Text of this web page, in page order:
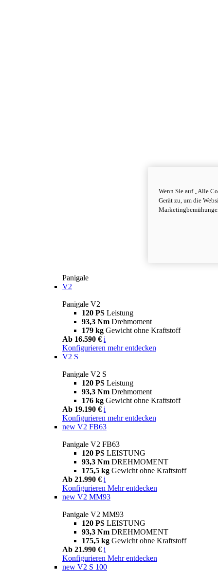
Panigale
V2
Panigale V2
120 PS Leistung
93,3 Nm Drehmoment
179 kg Gewicht ohne Kraftstoff
Ab 16.590 € i
Konfigurieren mehr entdecken
V2 S
Panigale V2 S
120 PS Leistung
93,3 Nm Drehmoment
176 kg Gewicht ohne Kraftstoff
Ab 19.190 € i
Konfigurieren mehr entdecken
new V2 FB63
Panigale V2 FB63
120 PS LEISTUNG
93,3 Nm DREHMOMENT
175,5 kg Gewicht ohne Kraftstoff
Ab 21.990 € i
Konfigurieren Mehr entdecken
new V2 MM93
Panigale V2 MM93
120 PS LEISTUNG
93,3 Nm DREHMOMENT
175,5 kg Gewicht ohne Kraftstoff
Ab 21.990 € i
Konfigurieren Mehr entdecken
new V2 S 100
Wenn Sie auf „Alle
Gerät zu, um die